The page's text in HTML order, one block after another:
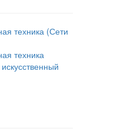
техника (Сети
техника